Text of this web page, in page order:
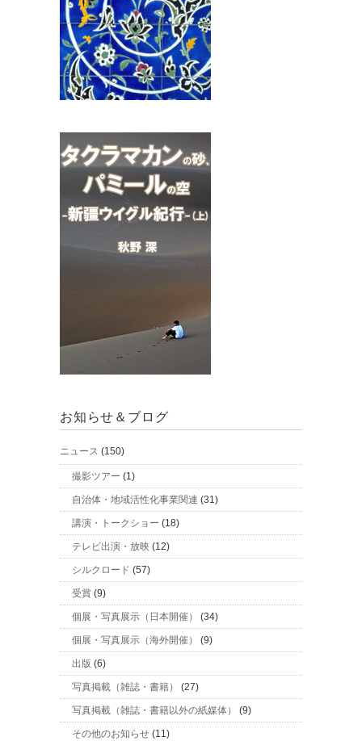
お知らせ＆ブログ
ニュース (150)
撮影ツアー (1)
自治体・地域活性化事業関連 (31)
講演・トークショー (18)
テレビ出演・放映 (12)
シルクロード (57)
受賞 (9)
個展・写真展示（日本開催） (34)
個展・写真展示（海外開催） (9)
出版 (6)
写真掲載（雑誌・書籍） (27)
写真掲載（雑誌・書籍以外の紙媒体） (9)
その他のお知らせ (11)